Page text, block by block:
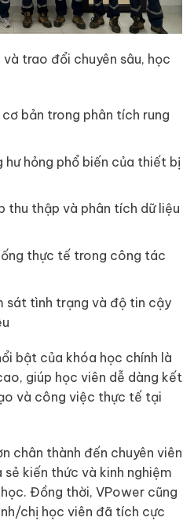
trao đổi chuyên sâu, học
bản trong phân tích rung
hư hỏng phổ biến của thiết bị
thu thập và phân tích dữ liệu
thực tế trong công tác
sát tình trạng và độ tin cậy
bật của khóa học chính là
giúp học viên dễ dàng kết
và công việc thực tế tại
chân thành đến chuyên viên
kiến thức và kinh nghiệm
Đồng thời, VPower cũng
chị học viên đã tích cực